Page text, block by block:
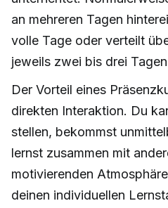
an mehreren Tagen
volle Tage oder verteilt
jeweils zwei bis drei
Der Vorteil eines
direkten Interaktion. Du
stellen, bekommst
lernst zusammen mit
motivierenden
deinen individuellen